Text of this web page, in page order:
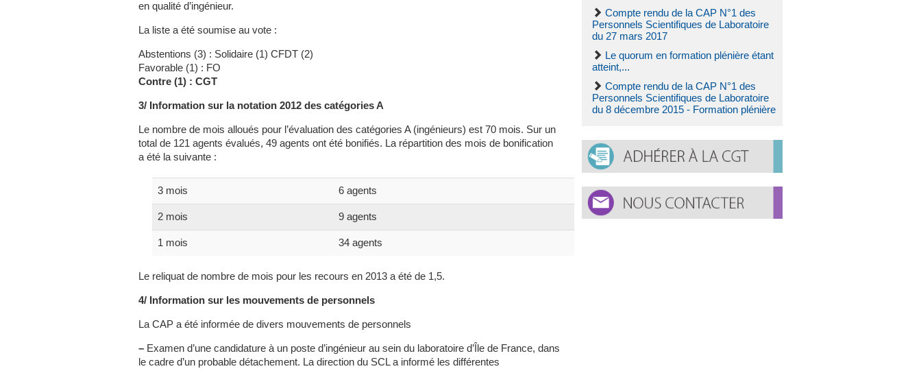
en qualité d’ingénieur.
La liste a été soumise au vote :
Abstentions (3) : Solidaire (1) CFDT (2)
Favorable (1) : FO
Contre (1) : CGT
3/ Information sur la notation 2012 des catégories A
Le nombre de mois alloués pour l’évaluation des catégories A (ingénieurs) est 70 mois. Sur un
total de 121 agents évalués, 49 agents ont été bonifiés. La répartition des mois de bonification
a été la suivante :
3 mois 6 agents
2 mois 9 agents
1 mois 34 agents
Le reliquat de nombre de mois pour les recours en 2013 a été de 1,5.
4/ Information sur les mouvements de personnels
La CAP a été informée de divers mouvements de personnels
– Examen d’une candidature à un poste d’ingénieur au sein du laboratoire d’Île de France, dans
le cadre d’un probable détachement. La direction du SCL a informé les différentes
Compte rendu de la CAP N°1 des
Personnels Scientifiques de Laboratoire
du 27 mars 2017
Le quorum en formation plénière étant
atteint,...
Compte rendu de la CAP N°1 des
Personnels Scientifiques de Laboratoire
du 8 décembre 2015 - Formation plénière